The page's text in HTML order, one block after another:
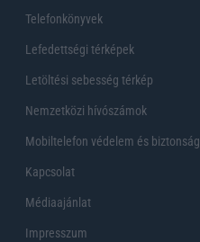
Telefonkönyvek
Lefedettségi térképek
Letöltési sebesség térkép
Nemzetközi hívószámok
Mobiltelefon védelem és biztonság
Kapcsolat
Médiaajánlat
Impresszum